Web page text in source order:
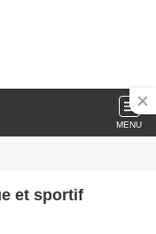
MENU
et sportif